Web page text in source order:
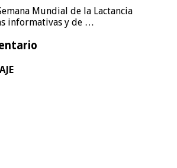
Mundial de la Lactancia
informativas y de …